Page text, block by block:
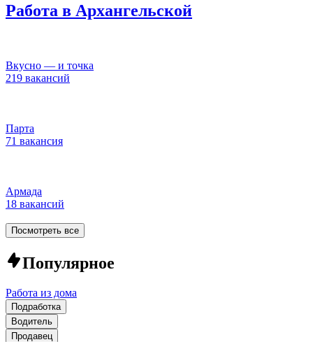
Работа в Архангельской
Вкусно — и точка
219 вакансий
Парта
71 вакансия
Армада
18 вакансий
Посмотреть все
Популярное
Работа из дома
Подработка
Водитель
Продавец